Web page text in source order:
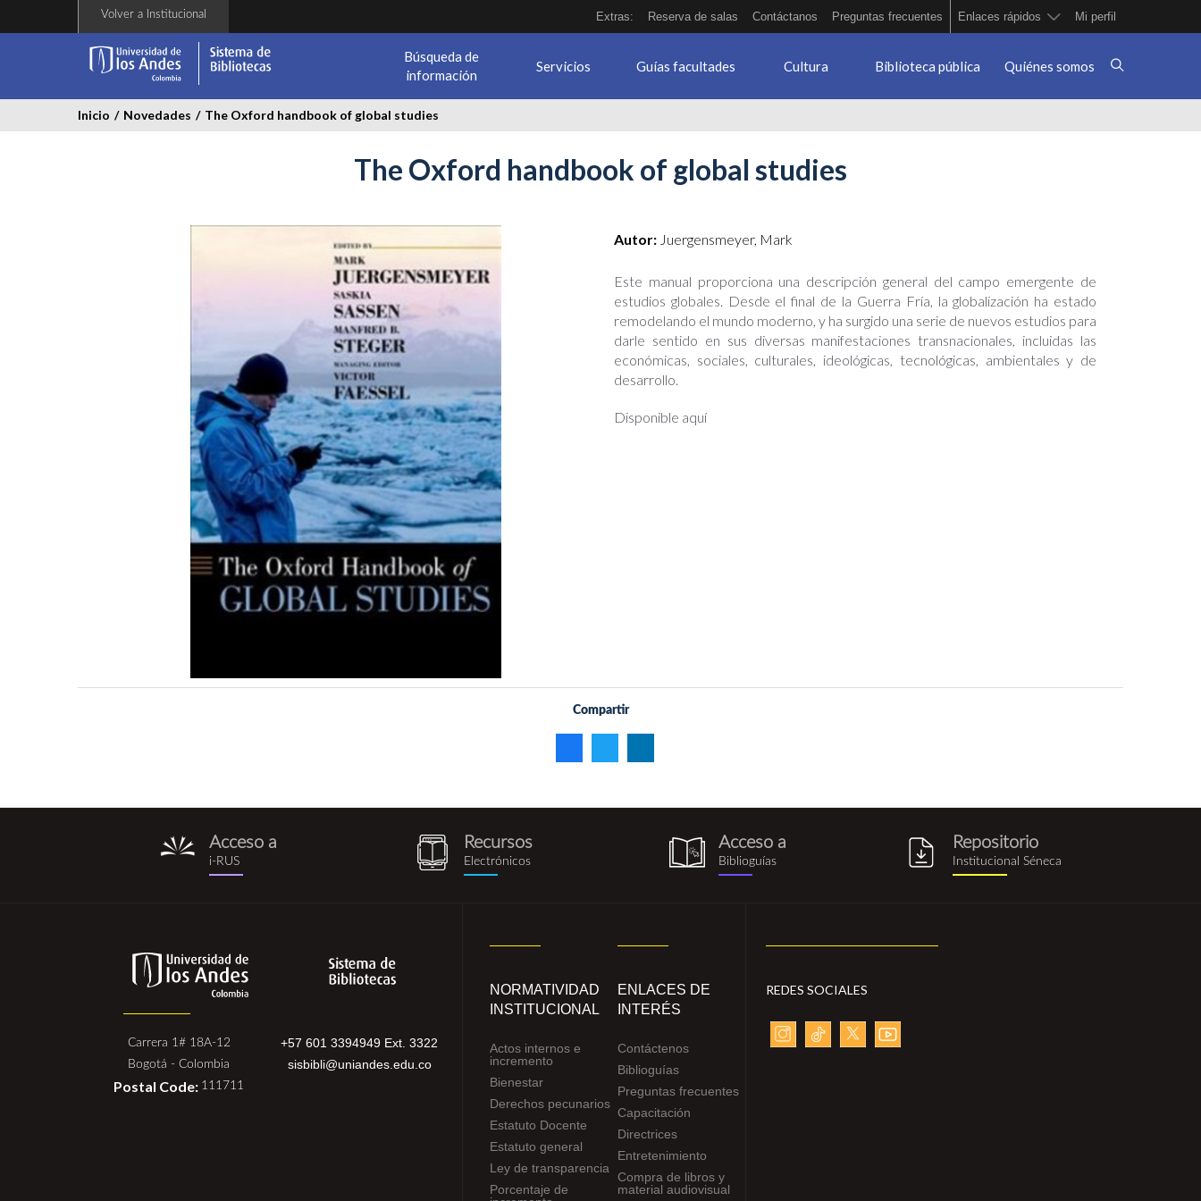
Volver a Institucional Extras: Reserva de salas Contáctanos Preguntas frecuentes Enlaces rápidos Mi perfil
Búsqueda de
información
Servicios Guías facultades Cultura Biblioteca pública Quiénes somos
Inicio / Novedades / The Oxford handbook of global studies
The Oxford handbook of global studies
studies.jpg
Autor: Juergensmeyer, Mark
Este manual proporciona una descripción general del campo emergente de
estudios globales. Desde el final de la Guerra Fría, la globalización ha estado
remodelando el mundo moderno, y ha surgido una serie de nuevos estudios para
darle sentido en sus diversas manifestaciones transnacionales, incluidas las
económicas, sociales, culturales, ideológicas, tecnológicas, ambientales y de
desarrollo.
Disponible aquí
Compartir
i-
rus.png
Acceso a
i-RUS recursos_electronicos.png
Recursos
Electrónicos biblioguia.png
Acceso a
Biblioguías
Repositorio
Institucional Séneca
Carrera 1# 18A-12
Bogotá - Colombia
Postal Code: 111711
+57 601 3394949 Ext. 3322
sisbibli@uniandes.edu.co
NORMATIVIDAD
INSTITUCIONAL
Actos internos e
incremento
Bienestar
Derechos pecunarios
Estatuto Docente
Estatuto general
Ley de transparencia
Porcentaje de
ENLACES DE
INTERÉS
Contáctenos
Biblioguías
Preguntas frecuentes
Capacitación
Directrices
Entretenimiento
Compra de libros y
material audiovisual
REDES SOCIALES